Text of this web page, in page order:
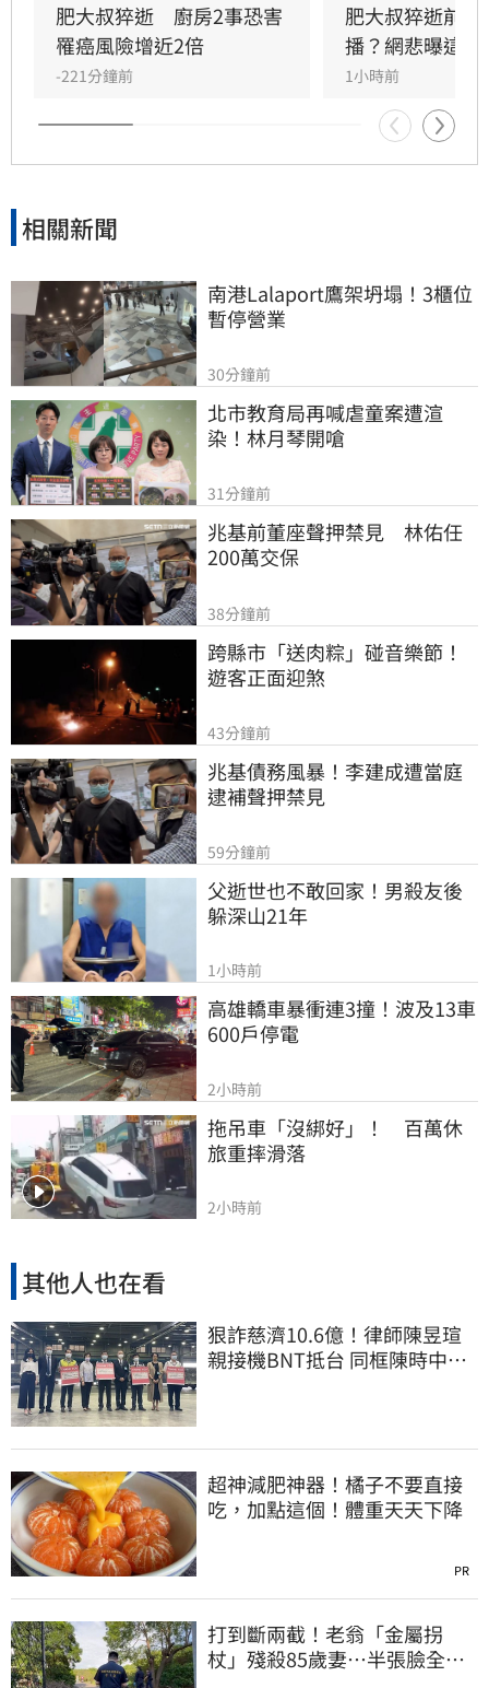
陷，狀態顯得相當疲憊。肥大叔自2021年起頻傳
健康警訊，雖曾於2022年住院開刀，但出院後仍
堅持返回工作崗位，直到最後一刻仍心繫直播。
對於肥大叔的確切死因，家屬目前尚未對外說
明。
肥大叔猝逝　廚房2事恐害
罹癌風險增近2倍
-221分鐘前
肥大叔猝逝前
播？網悲曝這原
1小時前
相關新聞
南港Lalaport鷹架坍塌！3櫃位
暫停營業
30分鐘前
北市教育局再喊虐童案遭渲
染！林月琴開嗆
31分鐘前
兆基前董座聲押禁見　林佑任
200萬交保
38分鐘前
跨縣市「送肉粽」碰音樂節！
遊客正面迎煞
43分鐘前
兆基債務風暴！李建成遭當庭
逮補聲押禁見
59分鐘前
父逝世也不敢回家！男殺友後
躲深山21年
1小時前
高雄轎車暴衝連3撞！波及13車
600戶停電
2小時前
拖吊車「沒綁好」！　百萬休
旅重摔滑落
2小時前
其他人也在看
狠詐慈濟10.6億！律師陳昱瑄
親接機BNT抵台 同框陳時中、
超神減肥神器！橘子不要直接
吃，加點這個！體重天天下降
PR
打到斷兩截！老翁「金屬拐
杖」殘殺85歲妻…半張臉全